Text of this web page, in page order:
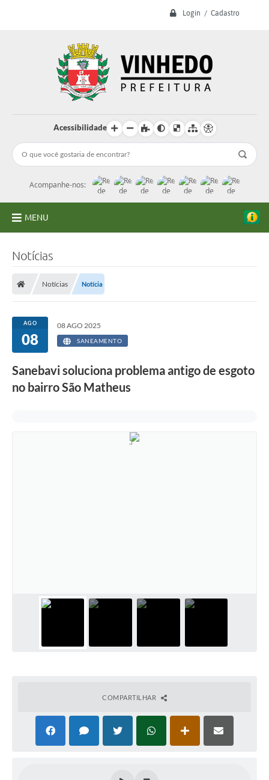
Login / Cadastro
Acessibilidade
Acompanhe-nos:
MENU
Licitações
Transparência
Concursos e Processos Seletivos
Sistema de Protocolo
Contratos
Notícias
Notícias Notícia
AGO
08
08 AGO 2025
SANEAMENTO
Sanebavi soluciona problema antigo de esgoto
no bairro São Matheus
COMPARTILHAR